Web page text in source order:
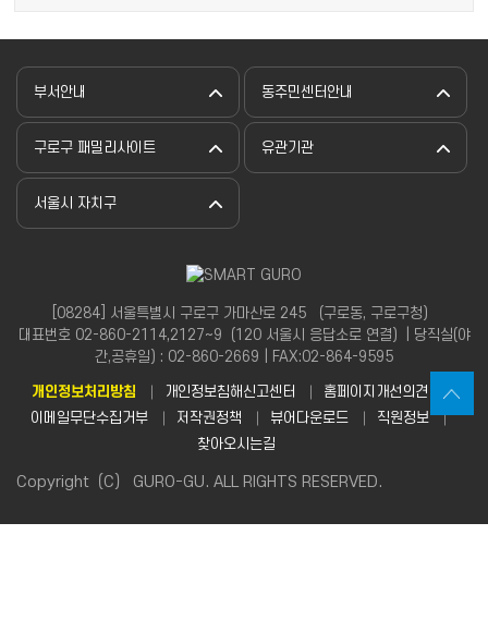
부서안내 동주민센터안내
구로구 패밀리사이트 유관기관
서울시 자치구
[08284] 서울특별시 구로구 가마산로 245 （구로동, 구로구청）
대표번호 02-860-2114,2127~9（120 서울시 응답소로 연결）| 당직실(야
간,공휴일) : 02-860-2669 | FAX:02-864-9595
개인정보처리방침 개인정보침해신고센터
홈페이지개선의견
이메일무단수집거부
저작권정책 뷰어다운로드
직원정보
찾아오시는길
Copyright（C） GURO-GU. ALL RIGHTS RESERVED.